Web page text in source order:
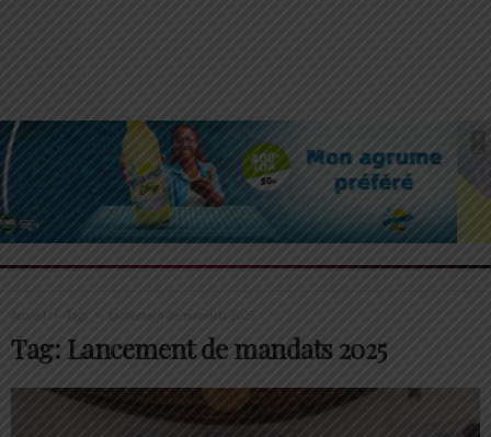
Tags Lancement de mandats 2025
Tag: Lancement de mandats 2025